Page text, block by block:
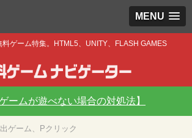
MENU
料ゲーム特集。HTML5、UNITY、FLASH GAMES
ームが遊べない場合の対処法】
ゲーム、Pクリック